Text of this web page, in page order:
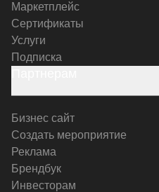
Маркетплейс
Сертификаты
Услуги
Подписка
Бизнес сайт
Создать мероприятие
Реклама
Брендбук
Инвесторам